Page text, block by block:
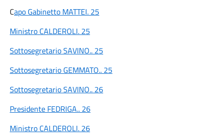
Capo Gabinetto MATTEI. 25
Ministro CALDEROLI. 25
Sottosegretario SAVINO.. 25
Sottosegretario GEMMATO.. 25
Sottosegretario SAVINO.. 26
Presidente FEDRIGA.. 26
Ministro CALDEROLI. 26